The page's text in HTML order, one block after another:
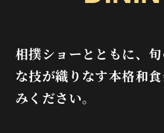
TRAVEL
相撲ショーとともに、
な技が織りなす本格和
みください。